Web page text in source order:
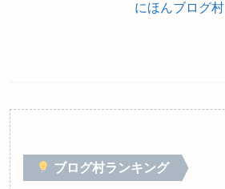
にほんブログ村
ブログ村ランキング